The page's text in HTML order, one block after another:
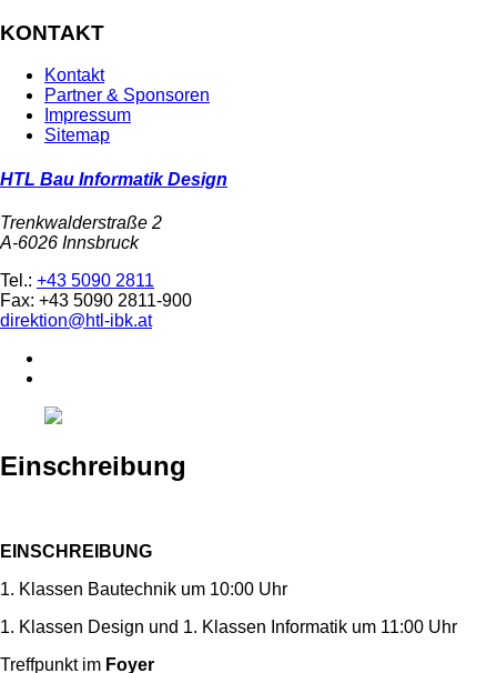
KONTAKT
Kontakt
Partner & Sponsoren
Impressum
Sitemap
HTL Bau Informatik Design
Trenkwalderstraße 2
A-6026 Innsbruck
Tel.: +43 5090 2811
Fax: +43 5090 2811-900
direktion@htl-ibk.at
Einschreibung
EINSCHREIBUNG
1. Klassen Bautechnik um 10:00 Uhr
1. Klassen Design und 1. Klassen Informatik um 11:00 Uhr
Treffpunkt im Foyer